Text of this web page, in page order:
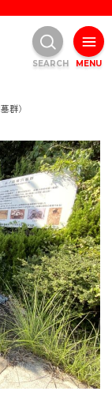
群）
MENU
SEARCH